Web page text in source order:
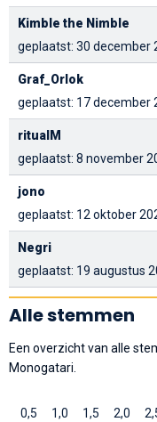
Kimble the Nimble
geplaatst: 30 december
Graf_Orlok
geplaatst: 17 december
ritualM
geplaatst: 8 november
jono
geplaatst: 12 oktober
Negri
geplaatst: 19 augustus
Alle stemmen
Een overzicht van alle
Monogatari.
0,5 1,0 1,5 2,0